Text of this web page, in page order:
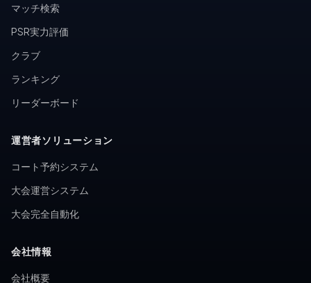
マッチ検索
PSR実力評価
クラブ
ランキング
リーダーボード
運営者ソリューション
コート予約システム
大会運営システム
大会完全自動化
会社情報
会社概要